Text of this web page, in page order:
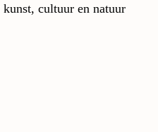
cultuur en natuur